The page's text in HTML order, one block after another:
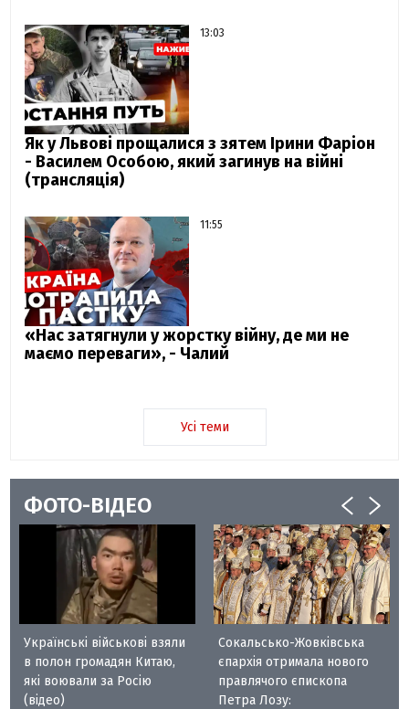
13:03
Як у Львові прощалися з зятем Ірини Фаріон
- Василем Особою, який загинув на війні
(трансляція)
11:55
«Нас затягнули у жорстку війну, де ми не
маємо переваги», - Чалий
Усі теми
ФОТО-ВІДЕО
Українські військові взяли
в полон громадян Китаю,
які воювали за Росію
(відео)
Сокальсько-Жовківська
єпархія отримала нового
правлячого єпископа
Петра Лозу: